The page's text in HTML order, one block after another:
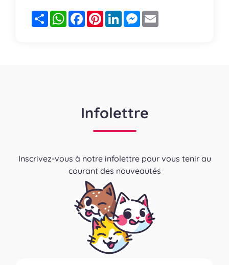
PartagerWhatsApp
FacebookPinterestLinkedInMessenger
Infolettre
Inscrivez-vous à notre infolettre pour vous tenir au
courant des nouveautés